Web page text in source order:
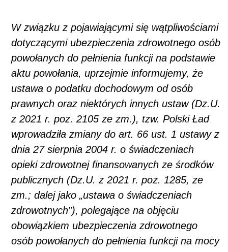
W związku z pojawiającymi się wątpliwościami
dotyczącymi ubezpieczenia zdrowotnego osób
powołanych do pełnienia funkcji na podstawie
aktu powołania, uprzejmie informujemy, że
ustawa o podatku dochodowym od osób
prawnych oraz niektórych innych ustaw (Dz.U.
z 2021 r. poz. 2105 ze zm.), tzw. Polski Ład
wprowadziła zmiany do art. 66 ust. 1 ustawy z
dnia 27 sierpnia 2004 r. o świadczeniach
opieki zdrowotnej finansowanych ze środków
publicznych (Dz.U. z 2021 r. poz. 1285, ze
zm.; dalej jako „ustawa o świadczeniach
zdrowotnych”), polegające na objęciu
obowiązkiem ubezpieczenia zdrowotnego
osób powołanych do pełnienia funkcji na mocy